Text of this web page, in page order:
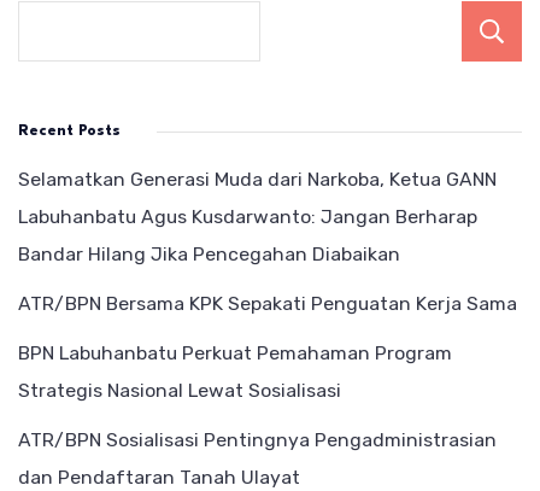
Recent Posts
Selamatkan Generasi Muda dari Narkoba, Ketua GANN
Labuhanbatu Agus Kusdarwanto: Jangan Berharap
Bandar Hilang Jika Pencegahan Diabaikan
ATR/BPN Bersama KPK Sepakati Penguatan Kerja Sama
BPN Labuhanbatu Perkuat Pemahaman Program
Strategis Nasional Lewat Sosialisasi
ATR/BPN Sosialisasi Pentingnya Pengadministrasian
dan Pendaftaran Tanah Ulayat